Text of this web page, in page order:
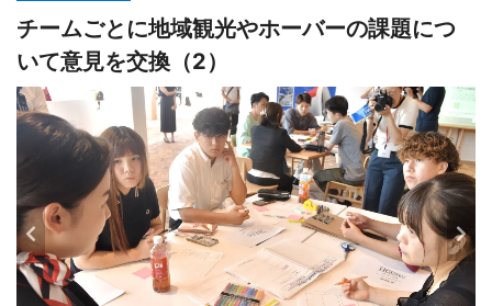
チームごとに地域観光やホーバーの課題につ
いて意見を交換（2）